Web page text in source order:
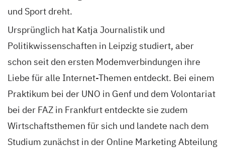
und Sport dreht.
Ursprünglich hat Katja Journalistik und
Politikwissenschaften in Leipzig studiert, aber
schon seit den ersten Modemverbindungen ihre
Liebe für alle Internet-Themen entdeckt. Bei einem
Praktikum bei der UNO in Genf und dem Volontariat
bei der FAZ in Frankfurt entdeckte sie zudem
Wirtschaftsthemen für sich und landete nach dem
Studium zunächst in der Online Marketing Abteilung